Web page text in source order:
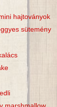
hajtoványok
sütemény